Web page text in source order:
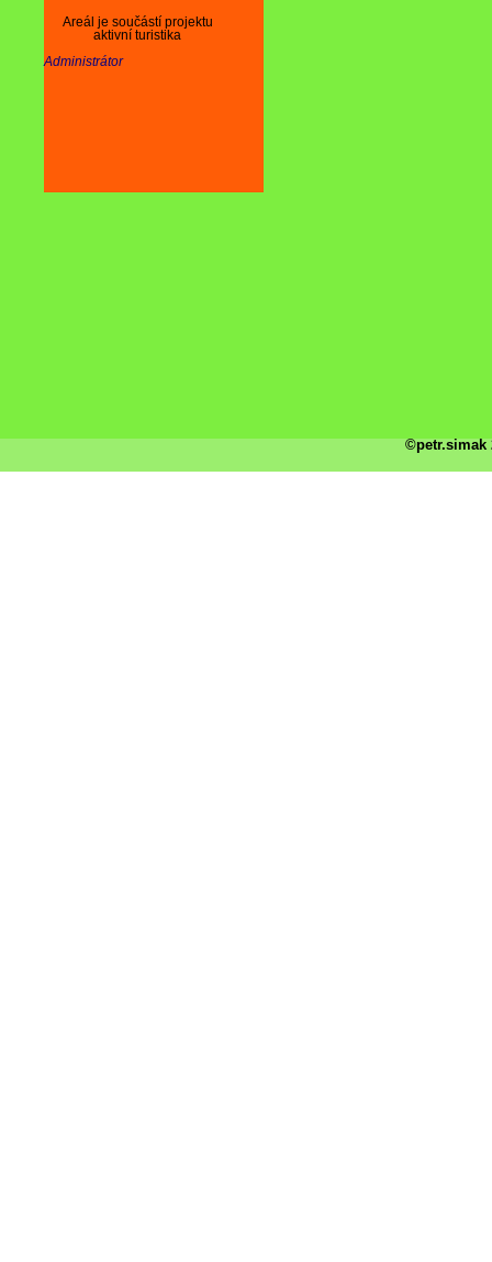
Areál je součástí projektu
aktivní turistika
Administrátor
©petr.simak